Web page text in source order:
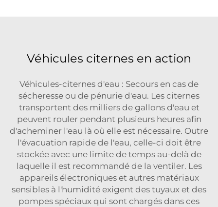
Véhicules citernes en action
Véhicules-citernes d'eau : Secours en cas de
sécheresse ou de pénurie d'eau. Les citernes
transportent des milliers de gallons d'eau et
peuvent rouler pendant plusieurs heures afin
d'acheminer l'eau là où elle est nécessaire. Outre
l'évacuation rapide de l'eau, celle-ci doit être
stockée avec une limite de temps au-delà de
laquelle il est recommandé de la ventiler. Les
appareils électroniques et autres matériaux
sensibles à l'humidité exigent des tuyaux et des
pompes spéciaux qui sont chargés dans ces